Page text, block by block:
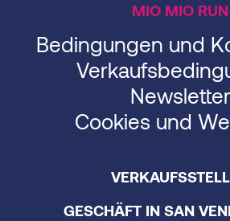
MIO MIO RUN
Bedingungen und
Newsletter
Cookies und
GESCHÄFT IN SAN